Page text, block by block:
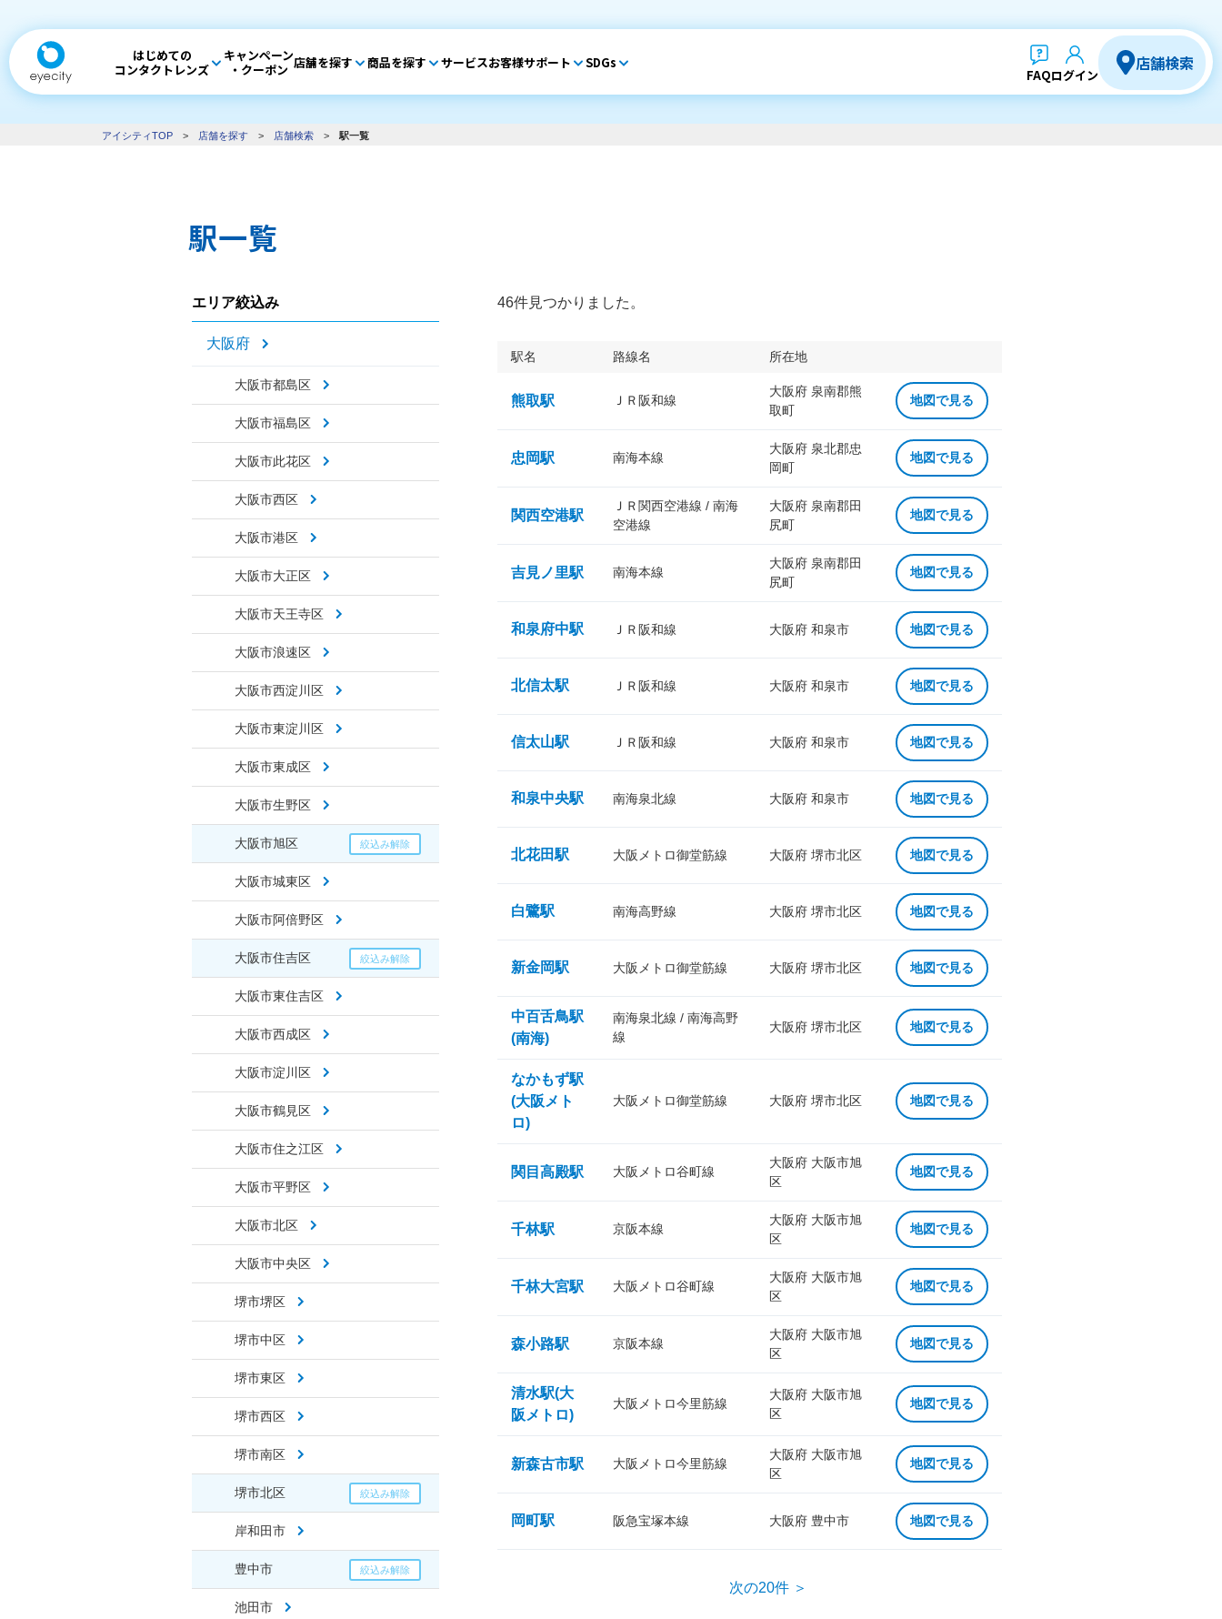
はじめての
コンタクトレンズ
キャンペーン
・クーポン 店舗を探す 商品を探す サービスお客様サポート SDGs
FAQログイン
店舗検索
アイシティTOP > 店舗を探す > 店舗検索 > 駅一覧
駅一覧
エリア絞込み
大阪府
大阪市都島区
大阪市福島区
大阪市此花区
大阪市西区
大阪市港区
大阪市大正区
大阪市天王寺区
大阪市浪速区
大阪市西淀川区
大阪市東淀川区
大阪市東成区
大阪市生野区
大阪市旭区
大阪市城東区
大阪市阿倍野区
大阪市住吉区
大阪市東住吉区
大阪市西成区
大阪市淀川区
大阪市鶴見区
大阪市住之江区
大阪市平野区
大阪市北区
大阪市中央区
堺市堺区
堺市中区
堺市東区
堺市西区
堺市南区
堺市北区
岸和田市
豊中市
池田市
46件見つかりました。
駅名 路線名 所在地
熊取駅 ＪＲ阪和線
大阪府 泉南郡熊
取町
地図で見る
忠岡駅 南海本線
大阪府 泉北郡忠
岡町
地図で見る
関西空港駅
ＪＲ関西空港線 / 南海
空港線
大阪府 泉南郡田
尻町
地図で見る
吉見ノ里駅 南海本線
大阪府 泉南郡田
尻町
地図で見る
和泉府中駅 ＪＲ阪和線 大阪府 和泉市 地図で見る
北信太駅 ＪＲ阪和線 大阪府 和泉市 地図で見る
信太山駅 ＪＲ阪和線 大阪府 和泉市 地図で見る
和泉中央駅 南海泉北線 大阪府 和泉市 地図で見る
北花田駅 大阪メトロ御堂筋線 大阪府 堺市北区 地図で見る
白鷺駅 南海高野線 大阪府 堺市北区 地図で見る
新金岡駅 大阪メトロ御堂筋線 大阪府 堺市北区 地図で見る
中百舌鳥駅
(南海)
南海泉北線 / 南海高野
線
大阪府 堺市北区 地図で見る
なかもず駅
(大阪メト
ロ)
大阪メトロ御堂筋線 大阪府 堺市北区 地図で見る
関目高殿駅 大阪メトロ谷町線
大阪府 大阪市旭
区
地図で見る
千林駅 京阪本線
大阪府 大阪市旭
区
地図で見る
千林大宮駅 大阪メトロ谷町線
大阪府 大阪市旭
区
地図で見る
森小路駅 京阪本線
大阪府 大阪市旭
区
地図で見る
清水駅(大
阪メトロ)
大阪メトロ今里筋線
大阪府 大阪市旭
区
地図で見る
新森古市駅 大阪メトロ今里筋線
大阪府 大阪市旭
区
地図で見る
岡町駅 阪急宝塚本線 大阪府 豊中市 地図で見る
次の20件 ＞